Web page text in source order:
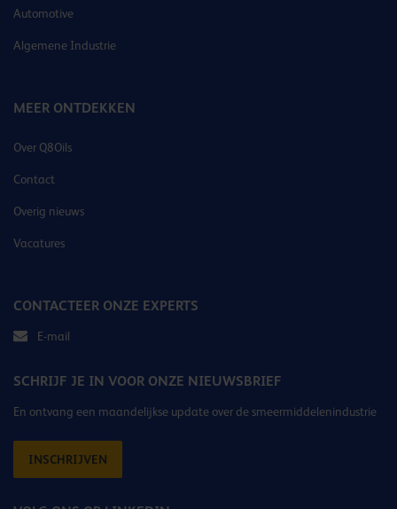
Automotive
Algemene Industrie
MEER ONTDEKKEN
Over Q8Oils
Contact
Overig nieuws
Vacatures
CONTACTEER ONZE EXPERTS
E-mail
SCHRIJF JE IN VOOR ONZE NIEUWSBRIEF
En ontvang een maandelijkse update over de smeermiddelenindustrie
INSCHRIJVEN